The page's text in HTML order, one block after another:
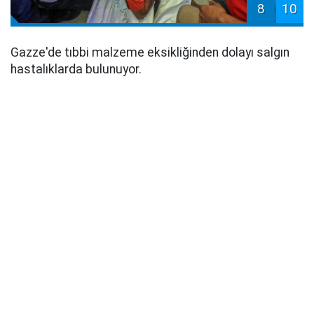
8 10
Gazze'de tıbbi malzeme eksikliğinden dolayı salgın
hastalıklarda bulunuyor.